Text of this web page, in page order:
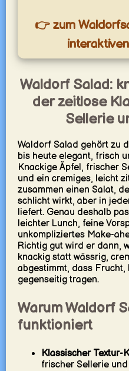
👉 zum
Waldorf Salad:
der zeitlose
Sellerie
Waldorf Salad gehört zu
bis heute elegant, frisch
Knackige Äpfel, frischer
und ein cremiges, leicht
zusammen einen Salat,
schlicht wirkt, aber in
liefert. Genau deshalb
leichter Lunch, feine
unkompliziertes Make-
Richtig gut wird er dann,
knackig statt wässrig,
abgestimmt, dass Frucht,
gegenseitig tragen.
Warum Waldorf
funktioniert
Klassischer Textur-
frischer Sellerie